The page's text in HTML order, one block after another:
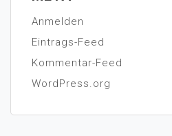
Anmelden
Eintrags-Feed
Kommentar-Feed
WordPress.org